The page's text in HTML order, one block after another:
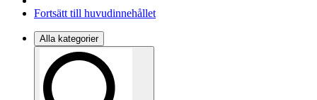
Fortsätt till huvudinnehållet
Alla kategorier